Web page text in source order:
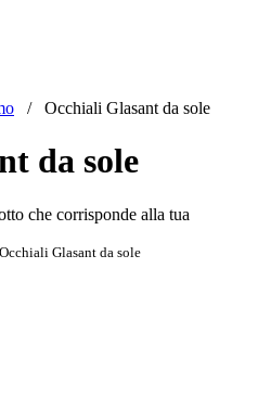
/ Occhiali Glasant da sole
da sole
che corrisponde alla tua
Glasant da sole